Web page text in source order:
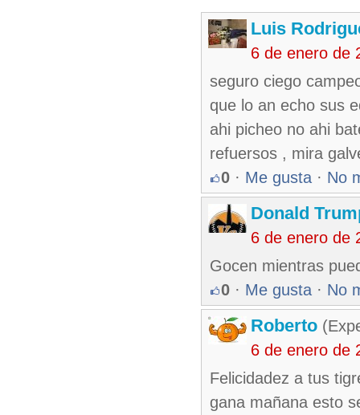
Luis
6 de enero de
seguro ciego
que lo an echo sus
ahi picheo no ahi
refuersos , mira
0 · Me gusta · No
Donald
6 de enero de
Gocen mientras
0 · Me gusta · No
Roberto
6 de enero de
Felicidadez a tus
gana mañana esto